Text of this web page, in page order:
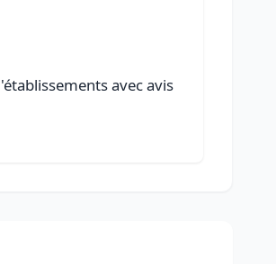
avec avis